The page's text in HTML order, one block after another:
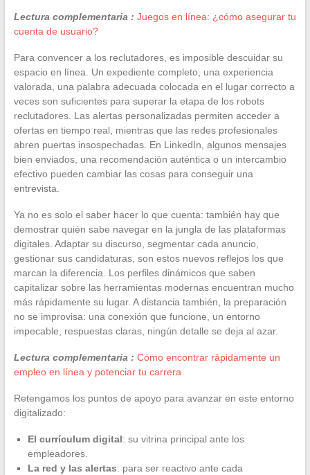
Lectura complementaria : Juegos en línea: ¿cómo asegurar tu
cuenta de usuario?
Para convencer a los reclutadores, es imposible descuidar su
espacio en línea. Un expediente completo, una experiencia
valorada, una palabra adecuada colocada en el lugar correcto a
veces son suficientes para superar la etapa de los robots
reclutadores. Las alertas personalizadas permiten acceder a
ofertas en tiempo real, mientras que las redes profesionales
abren puertas insospechadas. En LinkedIn, algunos mensajes
bien enviados, una recomendación auténtica o un intercambio
efectivo pueden cambiar las cosas para conseguir una
entrevista.
Ya no es solo el saber hacer lo que cuenta: también hay que
demostrar quién sabe navegar en la jungla de las plataformas
digitales. Adaptar su discurso, segmentar cada anuncio,
gestionar sus candidaturas, son estos nuevos reflejos los que
marcan la diferencia. Los perfiles dinámicos que saben
capitalizar sobre las herramientas modernas encuentran mucho
más rápidamente su lugar. A distancia también, la preparación
no se improvisa: una conexión que funcione, un entorno
impecable, respuestas claras, ningún detalle se deja al azar.
Lectura complementaria : Cómo encontrar rápidamente un
empleo en línea y potenciar tu carrera
Retengamos los puntos de apoyo para avanzar en este entorno
digitalizado:
El currículum digital: su vitrina principal ante los
empleadores.
La red y las alertas: para ser reactivo ante cada